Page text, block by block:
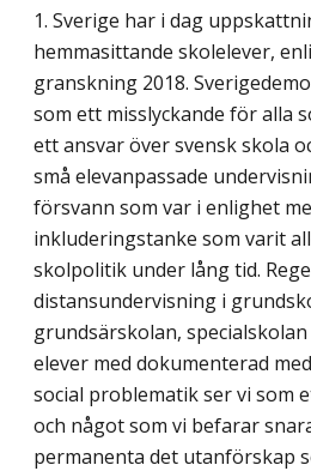
1. Sverige har i dag
hemmasittande skolelever,
granskning 2018.
som ett misslyckande för alla
ett ansvar över svensk skola
små elevanpassade
försvann som var i enlighet
inkluderingstanke som varit
skolpolitik under lång tid.
distans­undervisning i
grundsärskolan,
elever med dokumenterad
social problematik ser vi som
och något som vi befarar
permanenta det utanförskap